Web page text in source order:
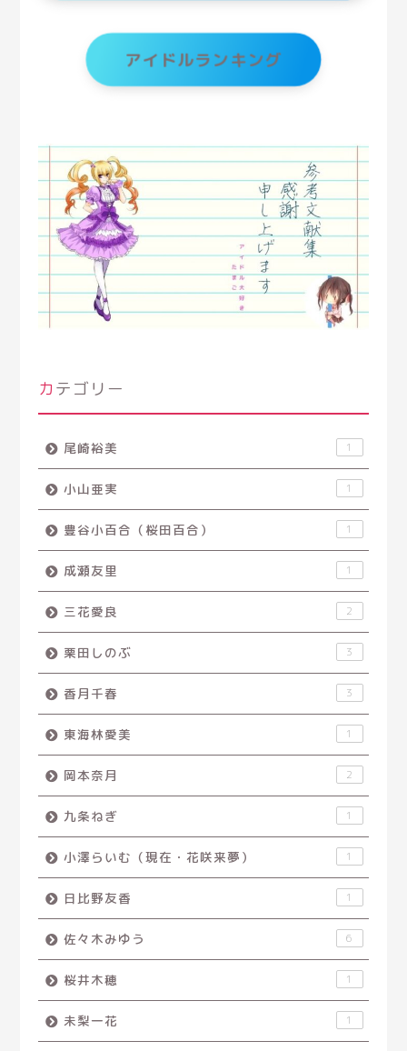
アイドルランキング
カテゴリー
尾崎裕美 1
小山亜実 1
豊谷小百合（桜田百合） 1
成瀬友里 1
三花愛良 2
栗田しのぶ 3
香月千春 3
東海林愛美 1
岡本奈月 2
九条ねぎ 1
小澤らいむ（現在・花咲来夢） 1
日比野友香 1
佐々木みゆう 6
桜井木穂 1
未梨一花 1